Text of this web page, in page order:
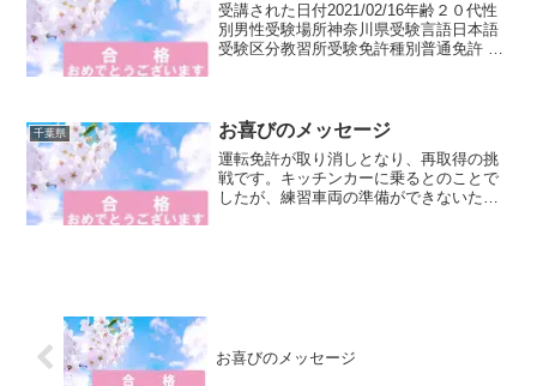
受講された日付2021/02/16年齢２０代性
別男性受験場所神奈川県受験言語日本語
受験区分教習所受験免許種別普通免許 仮
ない修了検...
千葉県 お喜びのメッセージ
運転免許が取り消しとなり、再取得の挑
戦です。キッチンカーに乗るとのことで
したが、練習車両の準備ができないため
お喜びのメッセージ